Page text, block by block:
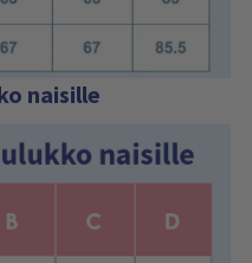
naisille